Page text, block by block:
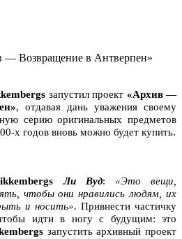
запустил проект «Архив —
, отдавая дань уважения своему
серию оригинальных предметов
х годов вновь можно будет купить.
Ли Вуд: «Это вещи,
чтобы они нравились людям, их
и носить». Привнести частичку
идти в ногу с будущим: это
запустить архивный проект